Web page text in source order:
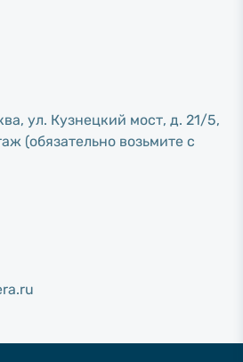
ул. Кузнецкий мост, д. 21/5,
(обязательно возьмите с